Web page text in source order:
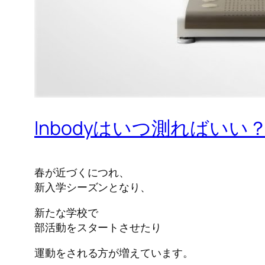
Inbodyはいつ測ればいい
春が近づくにつれ、
新入学シーズンとなり、
新たな学校で
部活動をスタートさせたり
運動をされる方が増えています。